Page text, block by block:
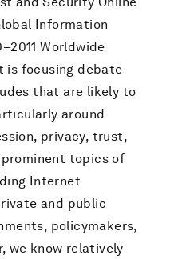
Information
Worldwide
is focusing debate
that are likely to
around
privacy, trust,
prominent topics of
Internet
and public
policymakers,
we know relatively